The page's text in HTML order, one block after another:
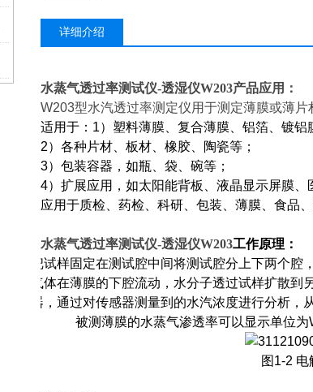
详细介绍
水蒸气透过率测试仪-透湿仪W203产品应用：
W203型水汽透过率测定仪用于测定薄膜或薄片
适用于：1）塑料薄膜、复合薄膜、铝箔、镀铝
2）各种片材、板材、橡胶、陶瓷等；
3）包装容器，如瓶、袋、碗等；
4）扩展应用，如太阳能背板、液晶显示屏膜、
应用于质检、药检、科研、包装、薄膜、食品
水蒸气透过率测试仪-透湿仪W203工作原理：
把试样固定在测试腔中间将测试腔分上下两个
气体在薄膜的下腔流动，水分子透过试样扩散
器，通过对传感器测量到的水汽浓度进行分析，
被测薄膜的水蒸气渗透率可以显示单位
图1-2 电